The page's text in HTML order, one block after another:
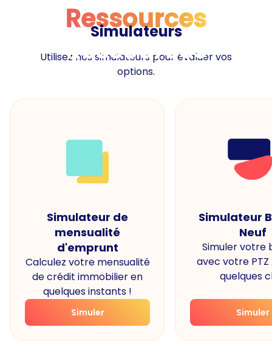
Ressources
Ressources
Simulateurs
Utilisez nos simulateurs pour évaluer vos
options.
Simulateur de
mensualité
d'emprunt
Calculez votre mensualité
de crédit immobilier en
quelques instants !
Simuler
Simulateur
Neuf
Simuler votre
avec votre PTZ
quelques
Simuler